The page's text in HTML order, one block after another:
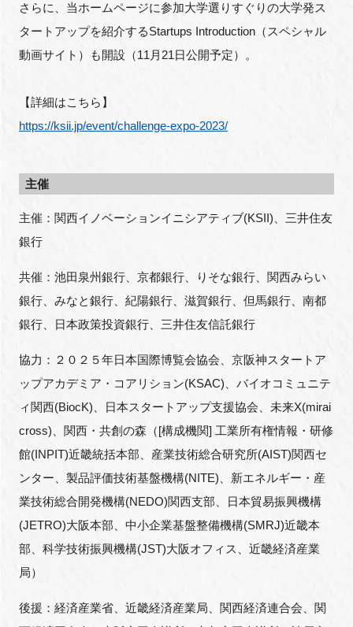
さらに、当ホームページに参加大学選りすぐりの大学発ス
タートアップを紹介するStartups Introduction（スペシャル
動画サイト）も開設（11 月 21日公開予定）。
【詳細はこちら】
https://ksii.jp/event/challenge-expo-2023/
主催
主催：関西イノベーションイニシアティブ(KSII)、三井住友
銀行
共催：池田泉州銀行、京都銀行、りそな銀行、関西みらい
銀行、みなと銀行、紀陽銀行、滋賀銀行、但馬銀行、南都
銀行、日本政策投資銀行、三井住友信託銀行
協力：２０２５年日本国際博覧会協会、京阪神スタートア
ップアカデミア・コアリション(KSAC)、バイオコミュニテ
ィ関西(BiocK)、日本スタートアップ支援協会、未来X(mirai
cross)、関西・共創の森（[構成機関] 工業所有権情報・研修
館(INPIT)近畿統括本部、産業技術総合研究所(AIST)関西セ
ンター、製品評価技術基盤機構(NITE)、新エネルギー・産
業技術総合開発機構(NEDO)関西支部、日本貿易振興機構
(JETRO)大阪本部、中小企業基盤整備機構(SMRJ)近畿本
部、科学技術振興機構(JST)大阪オフィス、近畿経済産業
局）
後援：経済産業省、近畿経済産業局、関西経済連合会、関